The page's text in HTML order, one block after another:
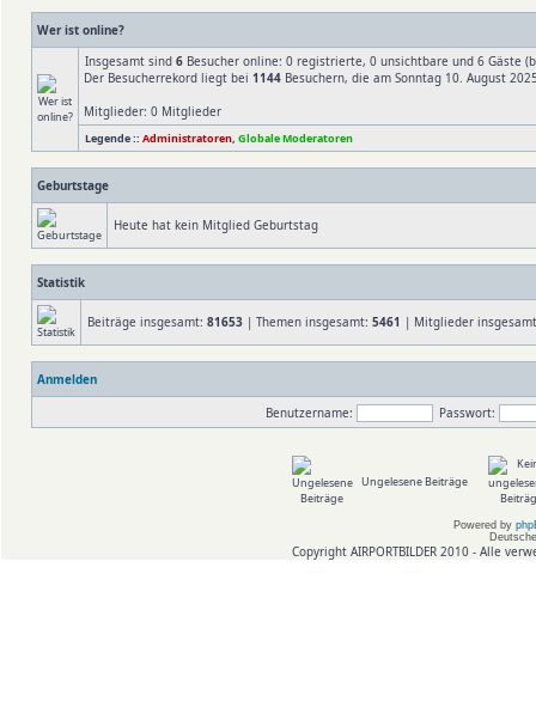
Wer ist online?
Insgesamt sind 6 Besucher online: 0 registrierte, 0 unsichtbare und 6 Gäste
Der Besucherrekord liegt bei 1144 Besuchern, die am Sonntag 10. August
Mitglieder: 0 Mitglieder
Legende :: Administratoren, Globale Moderatoren
Geburtstage
Heute hat kein Mitglied Geburtstag
Statistik
Beiträge insgesamt: 81653 | Themen insgesamt: 5461 | Mitglieder
Anmelden
Benutzername:
Passwort:
Ungelesene Beiträge
Powered by
Copyright AIRPORTBILDER 2010 - Alle